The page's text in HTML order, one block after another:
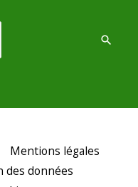
Mentions légales
des données